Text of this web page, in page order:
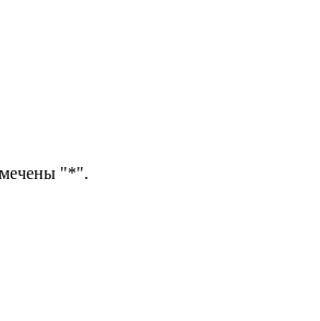
"*".